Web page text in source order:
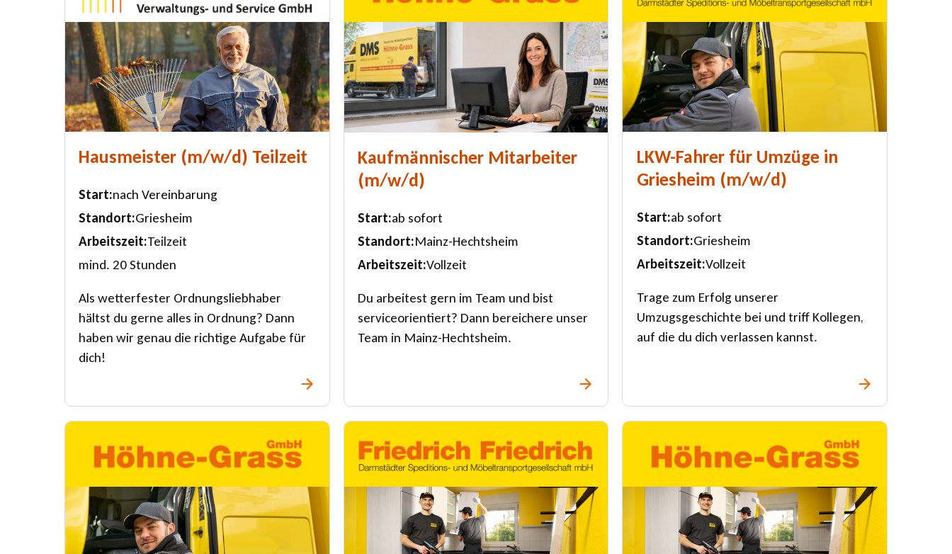
Hausmeister (m/w/d) Teilzeit
Start nach Vereinbarung
Standort Griesheim
Arbeitszeit Teilzeit
mind. 20 Stunden
Als wetterfester Ordnungsliebhaber
hältst du gerne alles in Ordnung? Dann
haben wir genau die richtige Aufgabe für
dich!
Kaufmännischer Mitarbeiter
(m/w/d)
Start ab sofort
Standort Mainz-Hechtsheim
Arbeitszeit Vollzeit
Du arbeitest gern im Team und bist
serviceorientiert? Dann bereichere unser
Team in Mainz-Hechtsheim.
LKW-Fahrer für Umzüge in
Griesheim ⁠(m/w/d)
Start ab sofort
Standort Griesheim
Arbeitszeit Vollzeit
Trage zum Erfolg unserer
Umzugsgeschichte bei und triff Kollegen,
auf die du dich verlassen kannst.